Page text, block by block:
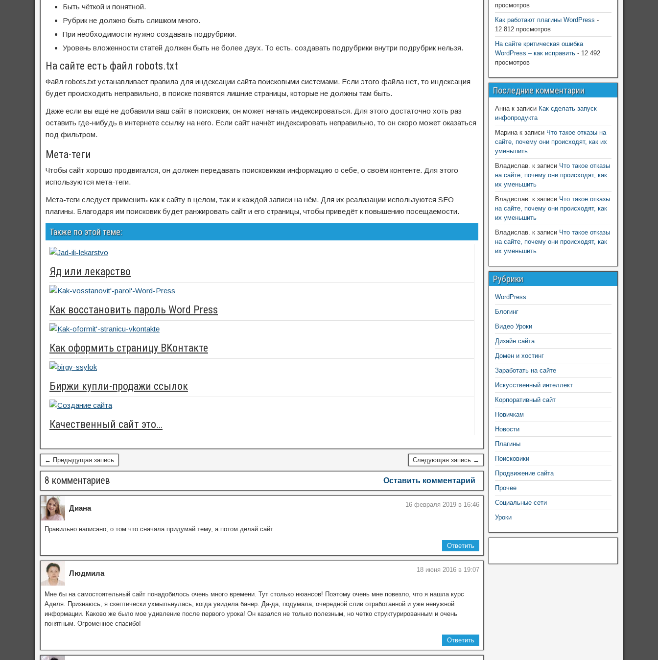
Быть чёткой и понятной.
Рубрик не должно быть слишком много.
При необходимости нужно создавать подрубрики.
Уровень вложенности статей должен быть не более двух. То есть. создавать подрубрики внутри подрубрик нельзя.
На сайте есть файл robots.txt
Файл robots.txt устанавливает правила для индексации сайта поисковыми системами. Если этого файла нет, то индексация
будет происходить неправильно, в поиске появятся лишние страницы, которые не должны там быть.
Даже если вы ещё не добавили ваш сайт в поисковик, он может начать индексироваться. Для этого достаточно хоть раз
оставить где-нибудь в интернете ссылку на него. Если сайт начнёт индексировать неправильно, то он скоро может оказаться
под фильтром.
Мета-теги
Чтобы сайт хорошо продвигался, он должен передавать поисковикам информацию о себе, о своём контенте. Для этого
используются мета-теги.
Мета-теги следует применить как к сайту в целом, так и к каждой записи на нём. Для их реализации используются SEO
плагины. Благодаря им поисковик будет ранжировать сайт и его страницы, чтобы приведёт к повышению посещаемости.
Также по этой теме:
Яд или лекарство
Как восстановить пароль Word Press
Как оформить страницу ВKонтакте
Биржи купли-продажи ссылок
Качественный сайт это…
← Предыдущая запись Следующая запись →
8 комментариев Оставить комментарий
Диана 16 февраля 2019 в 16:46
Правильно написано, о том что сначала придумай тему, а потом делай сайт.
Ответить
Людмила 18 июня 2016 в 19:07
Мне бы на самостоятельный сайт понадобилось очень много времени. Тут столько нюансов! Поэтому очень мне повезло, что я нашла курс
Аделя. Признаюсь, я скептически ухмыльнулась, когда увидела банер. Да-да, подумала, очередной слив отработанной и уже ненужной
информации. Каково же было мое удивление после первого урока! Он казался не только полезным, но четко структурированным и очень
понятным. Огроменное спасибо!
Ответить
просмотров
Как работают плагины WordPress -
12 812 просмотров
На сайте критическая ошибка
WordPress – как исправить - 12 492
просмотров
Последние комментарии
Аннак записи Как сделать запуск
инфопродукта
Маринак записи Что такое отказы на
сайте, почему они происходят, как их
уменьшить
Владислав. к записи Что такое отказы
на сайте, почему они происходят, как
их уменьшить
Владислав. к записи Что такое отказы
на сайте, почему они происходят, как
их уменьшить
Владислав. к записи Что такое отказы
на сайте, почему они происходят, как
их уменьшить
Рубрики
WordPress
Блогинг
Видео Уроки
Дизайн сайта
Домен и хостинг
Заработать на сайте
Искусственный интеллект
Корпоративный сайт
Новичкам
Новости
Плагины
Поисковики
Продвижение сайта
Прочее
Социальные сети
Уроки